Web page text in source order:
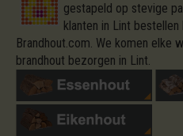
gestapeld op stevige
klanten in Lint
Brandhout.com. We komen elke
brandhout bezorgen in Lint.